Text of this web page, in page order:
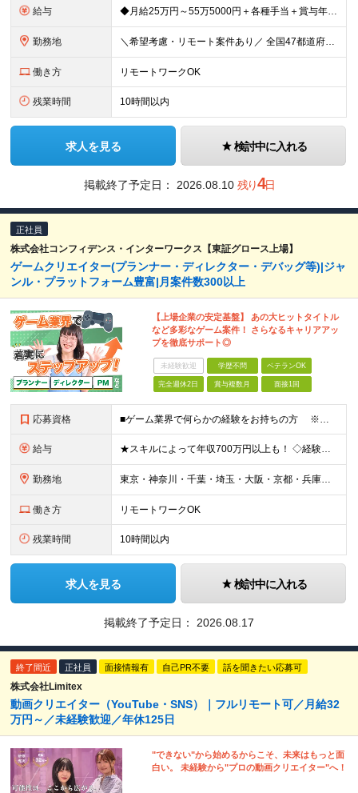
給与 ◆月給25万円～55万5000円＋各種手当＋賞与年1回 ※上記には固定残業代（月20時間／3万2400円）を含みます。超過分は別途支給します。 ※試用期間3～6ヶ月あり。期間中の給与は【給与欄】を
勤務地 ＼希望考慮・リモート案件あり／ 全国47都道府県のプロジェクト先 └好きな場所で勤務可能！◎ └デビュー後はフルリモート（完全在宅）案件8割！ ◎転勤の有無についてはご本人の希望に100％合わせます
働き方 リモートワークOK
残業時間 10時間以内
求人を見る 検討中に入れる
掲載終了予定日： 2026.08.10 残り4日
正社員
株式会社コンフィデンス・インターワークス【東証グロース上場】
ゲームクリエイター(プランナー・ディレクター・デバッグ等)|ジャ
ンル・プラットフォーム豊富|月案件数300以上
【上場企業の安定基盤】 あの大ヒットタイトル
など多彩なゲーム案件！ さらなるキャリアアッ
プを徹底サポート◎
未経験歓迎 学歴不問 ベテランOK
完全週休2日 賞与複数月 面接1回
応募資格 ■ゲーム業界で何らかの経験をお持ちの方 ※直近のご経歴がゲーム業界の方は面接確約 ※下記のような業界で実務経験をお持ちの方もスキルを活かせます。 （アニメ・マンガ・テレビ・配信・映像・Webおよ
給与 ★スキルによって年収700万円以上も！ ◇経験者 月給23万円～70万円+残業代+賞与 ◇未経験者 月給21万円以上+残業代+賞与 ※経験・スキル・年齢などを考慮の上、当社規定により決定(詳細は
勤務地 東京・神奈川・千葉・埼玉・大阪・京都・兵庫・福岡のプロジェクト先または本社・各支店（大阪・福岡） ※勤務地はご希望を考慮 ※Uターン・Iターンも歓迎 ※一部案件にリモートワーク可能な環境あり ★特
働き方 リモートワークOK
残業時間 10時間以内
求人を見る 検討中に入れる
掲載終了予定日： 2026.08.17
終了間近 正社員 面接情報有 自己PR不要 話を聞きたい応募可
株式会社Limitex
動画クリエイター（YouTube・SNS）｜フルリモート可／月給32
万円～／未経験歓迎／年休125日
"できない"から始めるからこそ、未来はもっと面
白い。 未経験から"プロの動画クリエイター"へ！